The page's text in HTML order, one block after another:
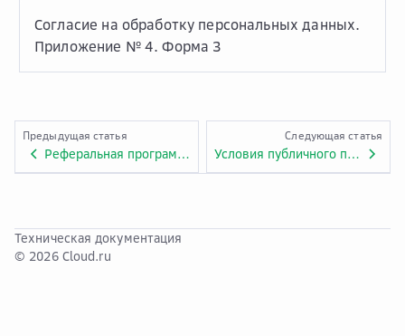
Согласие на обработку персональных данных.
Приложение № 4. Форма 3
Предыдущая статья
Реферальная программа
Следующая статья
Условия публичного привлечения неограниченного круга партнеров по поиску и привлечению клиентов для нужд ООО «Облачные технологии»
Техническая документация
© 2026 Cloud.ru